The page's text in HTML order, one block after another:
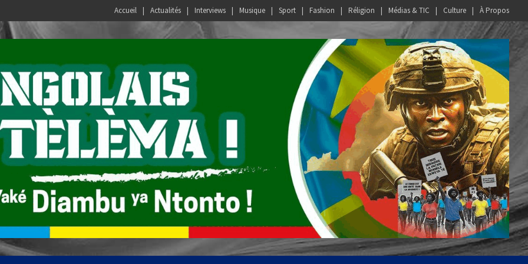
Accueil Actualités Interviews Musique Sport Fashion Réligion Médias & TIC Culture À Propos